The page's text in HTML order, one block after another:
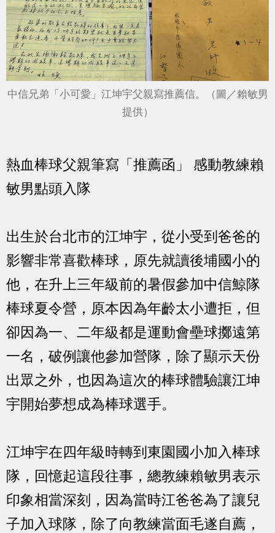
中信兄弟「小可愛」江坤宇父親寫推薦信。（圖／賴敏男
提供）
熱血棒球父親筆寫「推薦函」 感動教練賴
敏男點頭入隊
出生於台北市的江坤宇，從小受到爸爸的
影響非常喜歡棒球，原先就讀後埔國小的
他，在升上三年級前的暑假參加中信鯨隊
棒球夏令營，原本因為年齡太小遭拒，但
卻因為一、二年級都是運動會壘球擲遠第
一名，破例讓他參加營隊，除了顯示天份
出眾之外，也因為這次的棒球體驗讓江坤
宇開始夢想成為棒球選手。
江坤宇在四年級時轉到東園國小加入棒球
隊，回憶起這段往事，總教練賴敏男表示
印象相當深刻，因為當時江爸爸為了讓兒
子加入球隊，除了向教練當面毛遂自薦，